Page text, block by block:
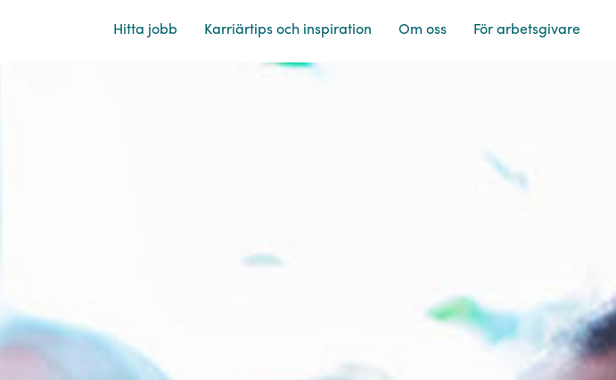
Hitta jobb Karriärtips och inspiration Om oss För arbetsgivare